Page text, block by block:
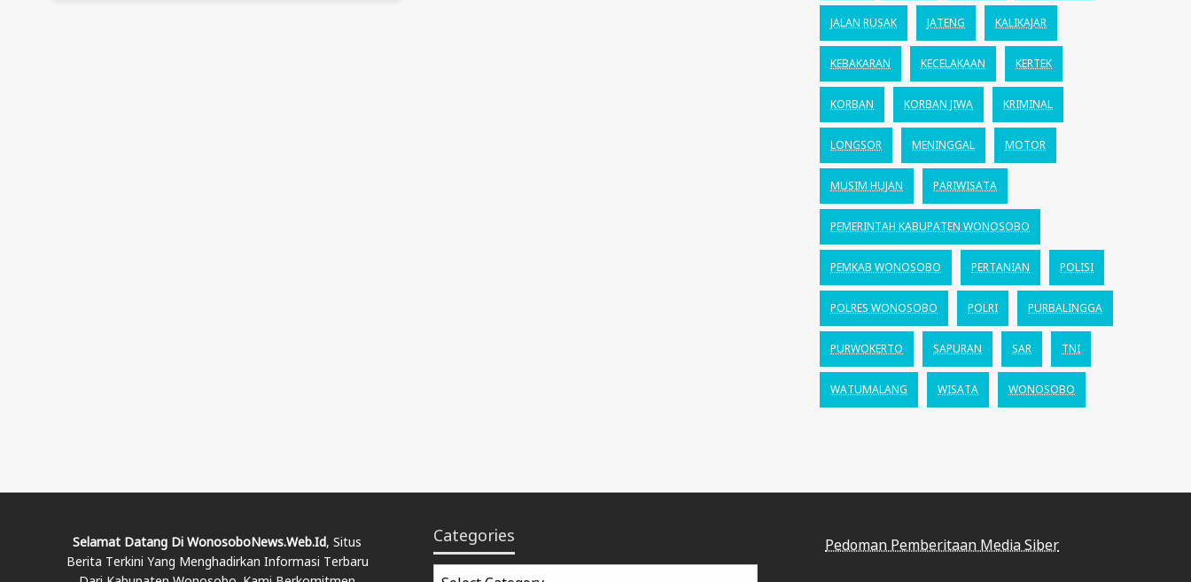
JALAN RUSAK JATENG KALIKAJAR
KEBAKARAN KECELAKAAN KERTEK
KORBAN KORBAN JIWA KRIMINAL
LONGSOR MENINGGAL MOTOR
MUSIM HUJAN PARIWISATA
PEMERINTAH KABUPATEN WONOSOBO
PEMKAB WONOSOBO PERTANIAN POLISI
POLRES WONOSOBO POLRI PURBALINGGA
PURWOKERTO SAPURAN SAR TNI
WATUMALANG WISATA WONOSOBO
Selamat Datang Di WonosoboNews.web.id, Situs
Berita Terkini Yang Menghadirkan Informasi Terbaru
Categories
Categories
Pedoman Pemberitaan Media Siber